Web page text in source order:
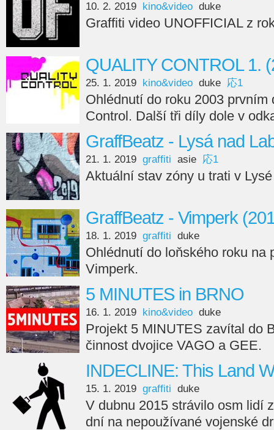
10. 2. 2019 kino&video duke
Graffiti video UNOFFICIAL z
QUALITY CONTROL 1.
25. 1. 2019 kino&video duke 応1
Ohlédnutí do roku 2003 prvním
Control. Další tři díly dole v
GraffBeatz - Lysá nad
21. 1. 2019 graffiti asie 応1
Aktuální stav zóny u trati v
GraffBeatz - Vimperk
18. 1. 2019 graffiti duke
Ohlédnutí do loňského roku na
Vimperk.
5 MINUTES in BRNO
16. 1. 2019 kino&video duke
Projekt 5 MINUTES zavítal do
činnost dvojice VAGO a GEE.
INDECLINE: This Land
15. 1. 2019 graffiti duke
V dubnu 2015 strávilo osm lidí
dní na nepoužívané vojenské